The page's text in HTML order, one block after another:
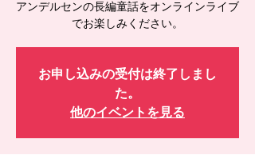
アンデルセンの長編童話をオンラインライブ
でお楽しみください。
お申し込みの受付は終了しまし
た。
他のイベントを見る